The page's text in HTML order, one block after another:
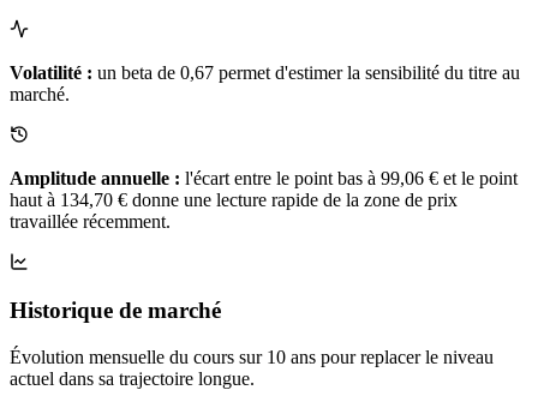
Volatilité : un beta de 0,67 permet d'estimer la sensibilité du titre au
marché.
Amplitude annuelle : l'écart entre le point bas à 99,06 € et le point
haut à 134,70 € donne une lecture rapide de la zone de prix
travaillée récemment.
Historique de marché
Évolution mensuelle du cours sur 10 ans pour replacer le niveau
actuel dans sa trajectoire longue.